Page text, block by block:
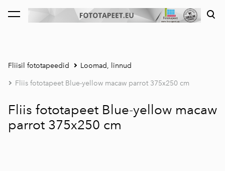
lisati ostukorvi. Vaata ostukorvi
Fliisil fototapeedid Loomad, linnud
Fliis fototapeet Blue-yellow macaw parrot 375x250 cm
Fliis fototapeet Blue-yellow macaw
parrot 375x250 cm